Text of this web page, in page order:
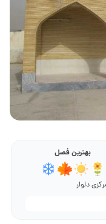
بهترین فصل
دلوار